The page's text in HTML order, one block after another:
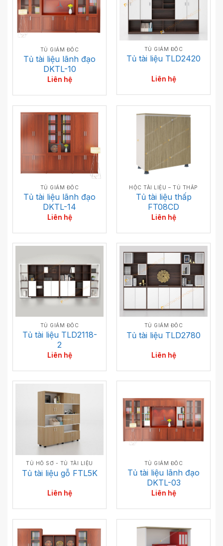
TỦ GIÁM ĐỐC
Tủ tài liệu lãnh đạo
DKTL-10
Liên hệ
TỦ GIÁM ĐỐC
Tủ tài liệu TLD2420
Liên hệ
TỦ GIÁM ĐỐC
Tủ tài liệu lãnh đạo
DKTL-14
Liên hệ
HỘC TÀI LIỆU – TỦ THẤP
Tủ tài liệu thấp
FT08CD
Liên hệ
TỦ GIÁM ĐỐC
Tủ tài liệu TLD2118-
2
Liên hệ
TỦ GIÁM ĐỐC
Tủ tài liệu TLD2780
Liên hệ
TỦ HỒ SƠ - TỦ TÀI LIỆU
Tủ tài liệu gỗ FTL5K
Liên hệ
TỦ GIÁM ĐỐC
Tủ tài liệu lãnh đạo
DKTL-03
Liên hệ